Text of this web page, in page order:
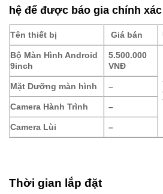
hệ để được báo gia chính
Tên thiết bị Giá bán
Bộ Màn Hình Android
9inch
5.500.000
VNĐ
Mặt Dưỡng màn hình –
Camera Hành Trình –
Camera Lùi –
Thời gian lắp đặt